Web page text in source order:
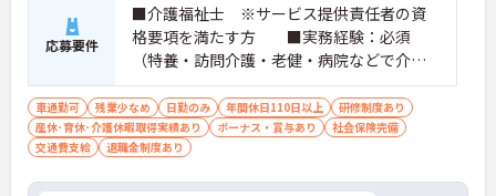
応募要件
■介護福祉士 ※サービス提供責任者の資
格要項を満たす方 ■実務経験：必須
（特養・訪問介護・老健・病院などで介護
の実務経験が3年程度ある方）☆サ責未経験
スタートの実績多数☆
車通勤可 残業少なめ 日勤のみ 年間休日110日以上
研修制度あり
産休･育休･介護休暇取得実績あり
ボーナス・賞与あり
社会保険完備
交通費支給
退職金制度あり